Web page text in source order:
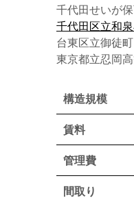
千代田せいが
千代田区立和
台東区立御徒
東京都立忍岡
構造規模
賃料
管理費
間取り